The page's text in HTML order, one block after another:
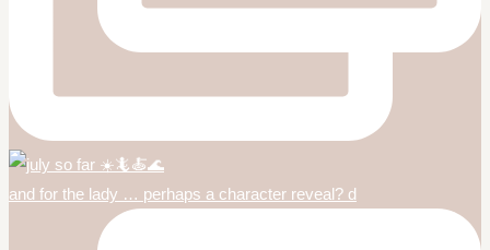
and for the lady … perhaps a character reveal? d